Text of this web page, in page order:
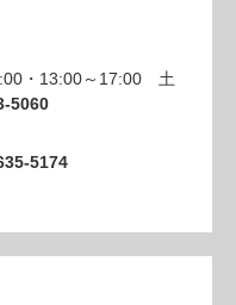
・13:00～17:00 土
5060
5174